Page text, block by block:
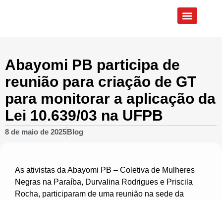
Abayomi PB participa de
reunião para criação de GT
para monitorar a aplicação da
Lei 10.639/03 na UFPB
8 de maio de 2025Blog
As ativistas da Abayomi PB – Coletiva de Mulheres
Negras na Paraíba, Durvalina Rodrigues e Priscila
Rocha, participaram de uma reunião na sede da